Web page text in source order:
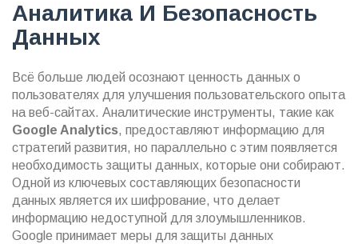
Аналитика И Безопасность
Данных
Всё больше людей осознают ценность данных о
пользователях для улучшения пользовательского опыта
на веб-сайтах. Аналитические инструменты, такие как
Google Analytics, предоставляют информацию для
стратегий развития, но параллельно с этим появляется
необходимость защиты данных, которые они собирают.
Одной из ключевых составляющих безопасности
данных является их шифрование, что делает
информацию недоступной для злоумышленников.
Google принимает меры для защиты данных